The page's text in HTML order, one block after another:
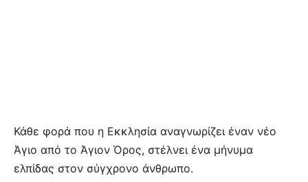
Κάθε φορά που η Εκκλησία αναγνωρίζει έναν νέο
Άγιο από το Άγιον Όρος, στέλνει ένα μήνυμα
ελπίδας στον σύγχρονο άνθρωπο.